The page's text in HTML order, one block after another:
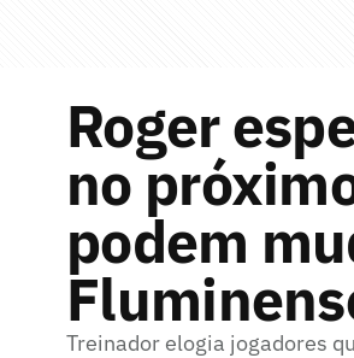
Roger
no
podem
Treinador elogia jogadores